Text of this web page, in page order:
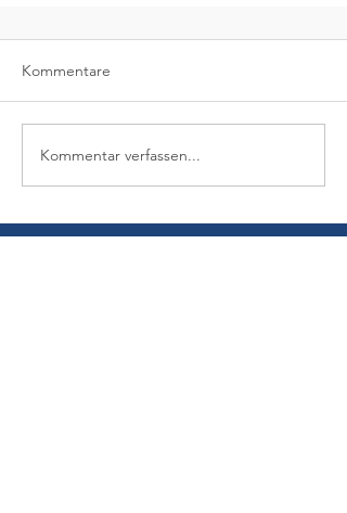
Kommentare
Kommentar verfassen...